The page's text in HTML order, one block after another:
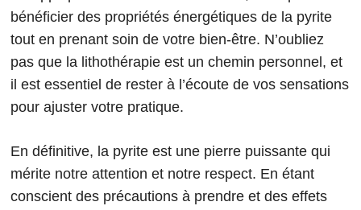
bénéficier des propriétés énergétiques de la pyrite
tout en prenant soin de votre bien-être. N’oubliez
pas que la lithothérapie est un chemin personnel, et
il est essentiel de rester à l’écoute de vos sensations
pour ajuster votre pratique.
En définitive, la pyrite est une pierre puissante qui
mérite notre attention et notre respect. En étant
conscient des précautions à prendre et des effets